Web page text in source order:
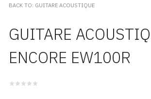
BACK TO: GUITARE ACOUSTIQUE
GUITARE
ENCORE EW100R